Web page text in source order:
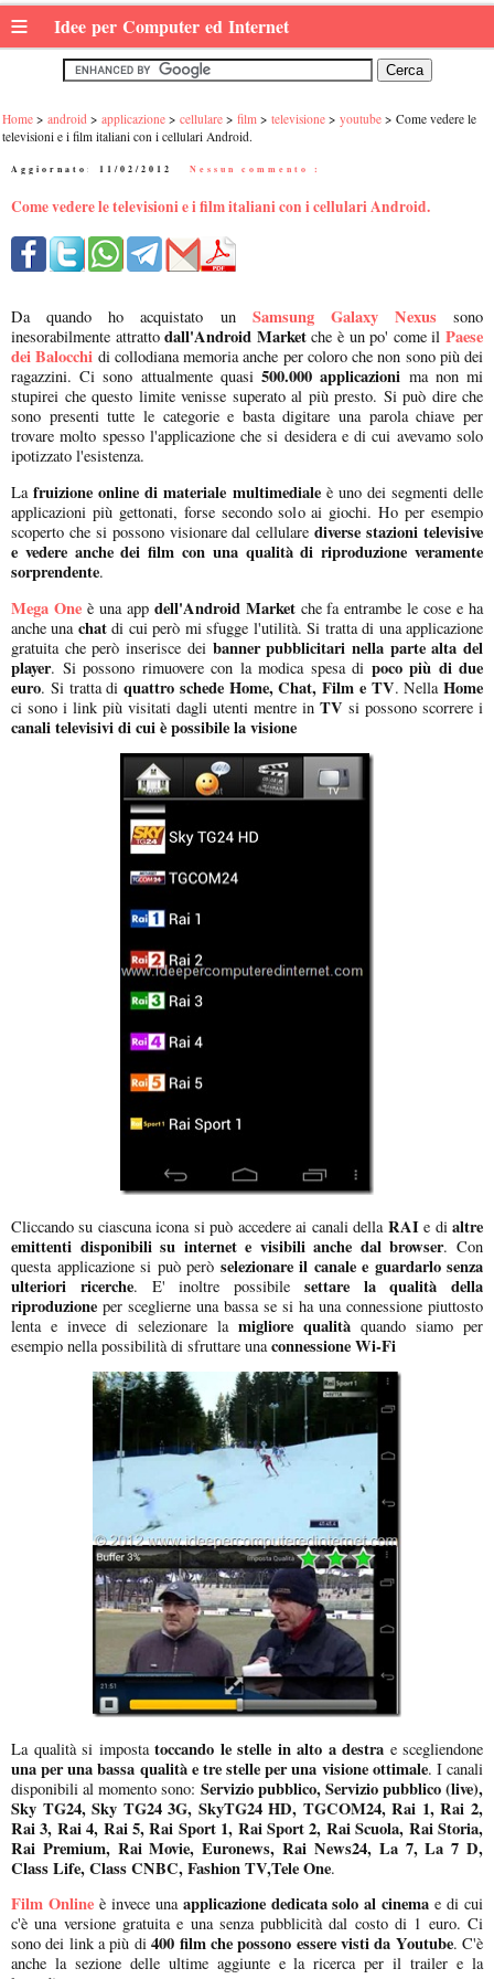
≡ Idee per Computer ed Internet
Home android applicazione cellulare film televisione youtube
Come vedere le
televisioni e i film italiani con i cellulari Android.
Aggiornato: 11/02/2012 Nessun commento :
Come vedere le televisioni e i film italiani con i cellulari Android.
Da quando ho acquistato un Samsung Galaxy Nexussono
inesorabilmente attrattodall'Android Marketche è un po' come ilPaese
dei Balocchi di collodiana memoria anche per coloro che non sono più dei
ragazzini. Ci sono attualmente quasi500.000 applicazioni ma non mi
stupirei che questo limite venisse superato al più presto. Si può dire che
sono presenti tutte le categorie e basta digitare una parola chiave per
trovare molto spesso l'applicazione che si desidera e di cui avevamo solo
ipotizzato l'esistenza.
Lafruizione online di materiale multimedialeè uno dei segmenti delle
applicazioni più gettonati, forse secondo solo ai giochi. Ho per esempio
scoperto che si possono visionare dal cellularediverse stazioni televisive
e vedere anche dei film con una qualità di riproduzione veramente
sorprendente.
Mega Oneè una app dell'Android Marketche fa entrambe le cose e ha
anche unachatdi cui però mi sfugge l'utilità. Si tratta di una applicazione
gratuita che però inserisce deibanner pubblicitari nella parte alta del
player. Si possono rimuovere con la modica spesa di poco più di due
euro. Si tratta di quattro schede Home, Chat, Film e TV. NellaHome
ci sono i link più visitati dagli utenti mentre in TV si possono scorrere i
canali televisivi di cui è possibile la visione
Cliccando su ciascuna icona si può accedere ai canali dellaRAIe dialtre
emittenti disponibili su internet e visibili anche dal browser. Con
questa applicazione si può però selezionare il canale e guardarlo senza
ulteriori ricerche. E' inoltre possibile settare la qualità della
riproduzione per sceglierne una bassa se si ha una connessione piuttosto
lenta e invece di selezionare la migliore qualità quando siamo per
esempio nella possibilità di sfruttare unaconnessione Wi-Fi
La qualità si impostatoccando le stelle in alto a destra e scegliendone
una per una bassa qualità e tre stelle per una visione ottimale. I canali
disponibili al momento sono: Servizio pubblico, Servizio pubblico (live),
Sky TG24, Sky TG24 3G, SkyTG24 HD, TGCOM24, Rai 1, Rai 2,
Rai 3, Rai 4, Rai 5, Rai Sport 1, Rai Sport 2, Rai Scuola, Rai Storia,
Rai Premium, Rai Movie, Euronews, Rai News24, La 7, La 7 D,
Class Life, Class CNBC, Fashion TV,Tele One.
Film Onlineè invece una applicazione dedicata solo al cinema e di cui
c'è una versione gratuita e una senza pubblicità dal costo di 1 euro. Ci
sono dei link a più di400 film che possono essere visti da Youtube. C'è
anche la sezione delle ultime aggiunte e la ricerca per il trailer e la